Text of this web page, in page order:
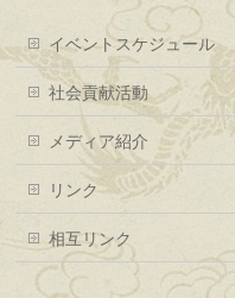
イベントスケジュール
社会貢献活動
メディア紹介
リンク
相互リンク